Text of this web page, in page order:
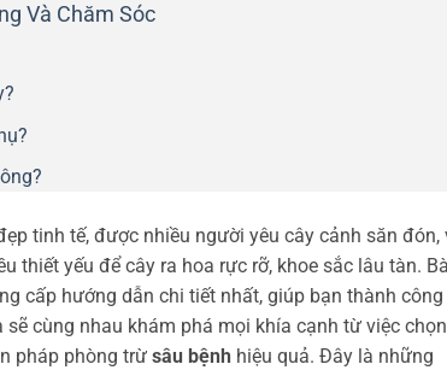
Và Chăm Sóc
tinh tế, được nhiều người yêu cây cảnh săn đón,
thiết yếu để cây ra hoa rực rỡ, khoe sắc lâu tàn.
cấp hướng dẫn chi tiết nhất, giúp bạn thành công
cùng nhau khám phá mọi khía cạnh từ việc chọn
pháp phòng trừ sâu bệnh hiệu quả. Đây là những